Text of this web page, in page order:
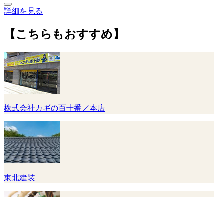
詳細を見る
【こちらもおすすめ】
株式会社カギの百十番／本店
東北建装